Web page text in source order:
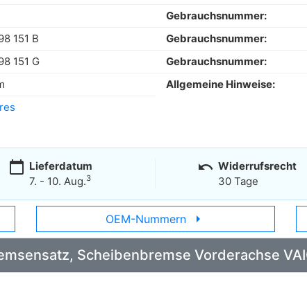
Gebrauchsnummer:
151 B Gebrauchsnummer:
151 G Gebrauchsnummer:
Allgemeine Hinweise:
calendar_today Lieferdatum
7. - 10. Aug.3
undo Widerrufsrecht
30 Tage
OEM-Nummern arrow_right
Scheibenbremse Vorderachse